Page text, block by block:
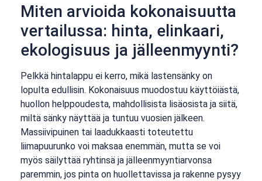
Miten arvioida kokonaisuutta
vertailussa: hinta, elinkaari,
ekologisuus ja jälleenmyynti?
Pelkkä hintalappu ei kerro, mikä lastensänky on
lopulta edullisin. Kokonaisuus muodostuu käyttöiästä,
huollon helppoudesta, mahdollisista lisäosista ja siitä,
miltä sänky näyttää ja tuntuu vuosien jälkeen.
Massiivipuinen tai laadukkaasti toteutettu
liimapuurunko voi maksaa enemmän, mutta se voi
myös säilyttää ryhtinsä ja jälleenmyyntiarvonsa
paremmin, jos pinta on huollettavissa ja rakenne pysyy